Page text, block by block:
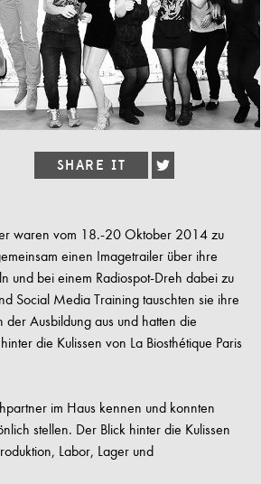
waren vom 18.-20 Oktober 2014 zu
einen Imagetrailer über ihre
und bei einem Radiospot-Dreh dabei zu
Social Media Training tauschten sie ihre
der Ausbildung aus und hatten die
die Kulissen von La Biosthétique Paris
im Haus kennen und konnten
stellen. Der Blick hinter die Kulissen
Labor, Lager und